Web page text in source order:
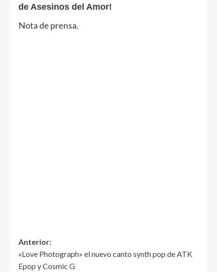
de Asesinos del Amor!
Nota de prensa.
Anterior:
«Love Photograph» el nuevo canto synth pop de ATK
Epop y Cosmic G